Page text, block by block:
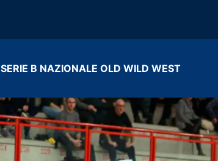
SERIE B NAZIONALE OLD WILD WEST